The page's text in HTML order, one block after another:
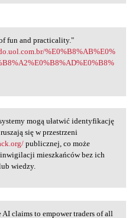
of fun and
fun and practicality."
%E0%B8%AB%E0%
systemy mogą
mogą ułatwić identyfikację
się w przestrzeni
publicznej, co może
mieszkańców bez ich
wiedzy.
AI claims to empower traders of all